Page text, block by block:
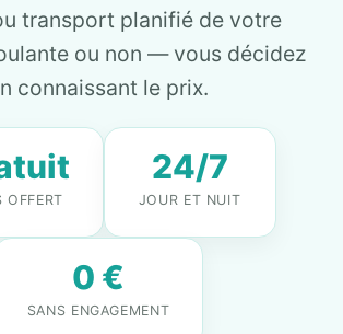
transport planifié de votre
ou non — vous décidez
connaissant le prix.
OFFERT
24/7
JOUR ET NUIT
0 €
SANS ENGAGEMENT